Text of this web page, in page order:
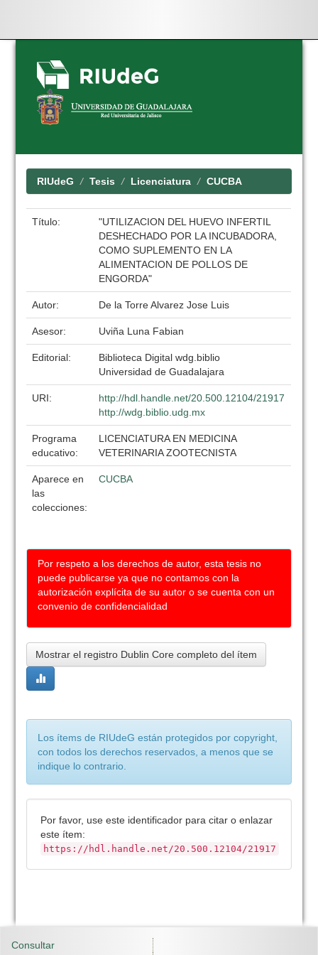
Skip
navigation
RIUdeG Tesis Licenciatura CUCBA
Título:
"UTILIZACION DEL HUEVO INFERTIL
DESHECHADO POR LA INCUBADORA,
COMO SUPLEMENTO EN LA
ALIMENTACION DE POLLOS DE
ENGORDA"
Autor: De la Torre Alvarez Jose Luis
Asesor: Uviña Luna Fabian
Editorial:
Biblioteca Digital wdg.biblio
Universidad de Guadalajara
URI:
http://hdl.handle.net/20.500.12104/21917
http://wdg.biblio.udg.mx
Programa
educativo:
LICENCIATURA EN MEDICINA
VETERINARIA ZOOTECNISTA
Aparece en
las
colecciones:
CUCBA
Por respeto a los derechos de autor, esta tesis no
puede publicarse ya que no contamos con la
autorización explícita de su autor o se cuenta con un
convenio de confidencialidad
Mostrar el registro Dublin Core completo del ítem
Los ítems de RIUdeG están protegidos por copyright,
con todos los derechos reservados, a menos que se
indique lo contrario.
Por favor, use este identificador para citar o enlazar
este ítem:
https://hdl.handle.net/20.500.12104/21917
Consultar